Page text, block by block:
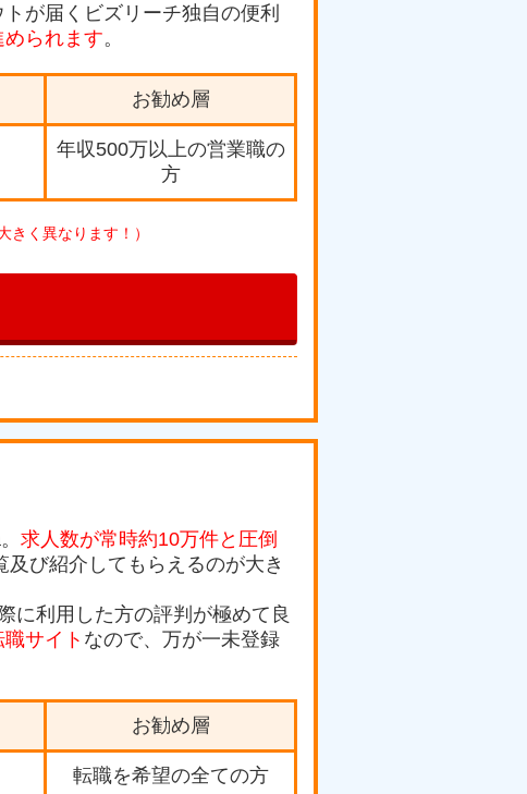
が届くビズリーチ独自の便利
られます。
お勧め層
年収500万以上の営業職の
方
く異なります！）
求人数が常時約10万件と圧倒
び紹介してもらえるのが大き
に利用した方の評判が極めて良
サイト なので、万が一未登録
お勧め層
転職を希望の全ての方